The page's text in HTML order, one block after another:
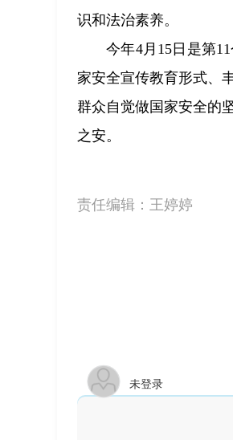
识和法治素养。
今年4月15日是第
家安全宣传教育形式、
群众自觉做国家安全的
之安。
责任编辑： 王婷婷
未登录